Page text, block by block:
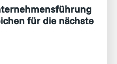
für die nächste